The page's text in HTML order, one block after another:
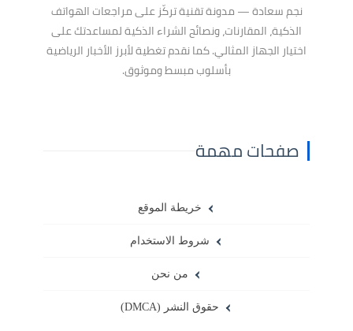
نجم سعادة— مدونة تقنية تركّز علىمراجعات الهواتف
الذكية، المقارنات، ونصائح الشراء الذكية لمساعدتك على
اختيار الجهاز المثالي. كما نقدم تغطية لأبرزالأخبار الرياضية
بأسلوب مبسط وموثوق.
صفحات مهمة
خريطة الموقع
شروط الاستخدام
من نحن
حقوق النشر (DMCA)